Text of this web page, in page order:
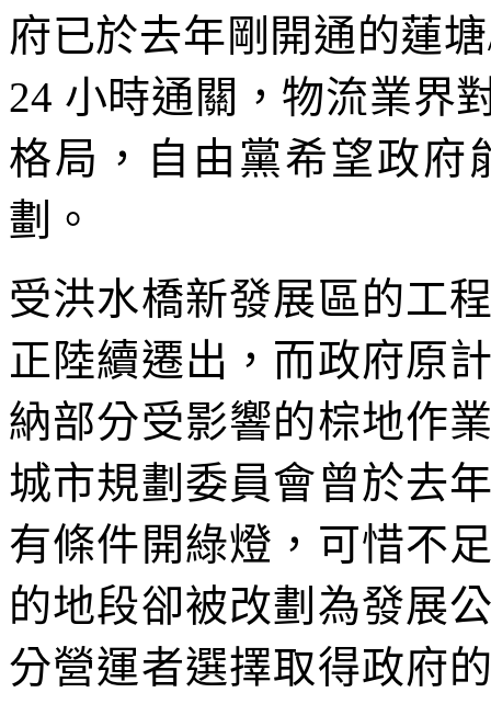
府已於去年剛開通的蓮
24 小時通關，物流業界
格局，自由黨希望政府
劃。
受洪水橋新發展區的工
正陸續遷出，而政府原
納部分受影響的棕地作
城市規劃委員會曾於去
有條件開綠燈，可惜不
的地段卻被改劃為發展
分營運者選擇取得政府